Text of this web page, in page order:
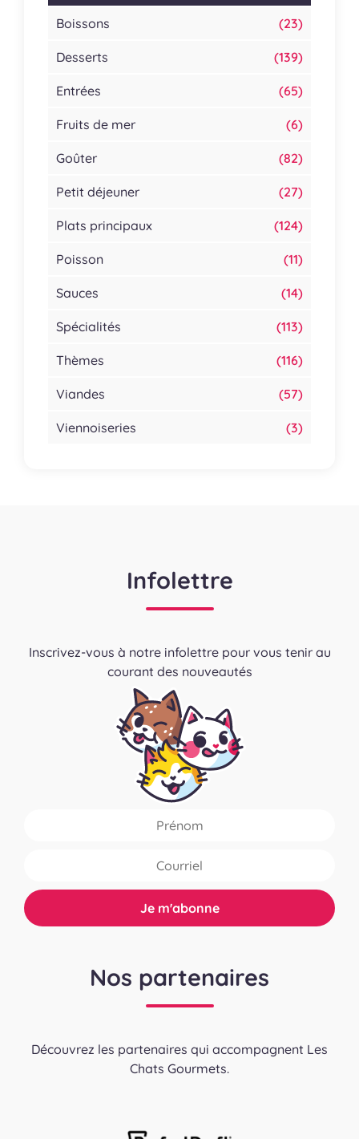
Boissons (23)
Desserts (139)
Entrées (65)
Fruits de mer (6)
Goûter (82)
Petit déjeuner (27)
Plats principaux (124)
Poisson (11)
Sauces (14)
Spécialités (113)
Thèmes (116)
Viandes (57)
Viennoiseries (3)
Infolettre
Inscrivez-vous à notre infolettre pour vous tenir au
courant des nouveautés
Nos partenaires
Découvrez les partenaires qui accompagnent Les
Chats Gourmets.